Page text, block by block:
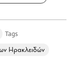
Ηρακλειδών